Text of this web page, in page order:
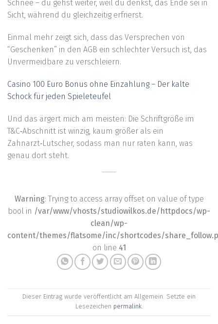
Schnee – du gehst weiter, weil du denkst, das Ende sei in
Sicht, während du gleichzeitig erfrierst.
Einmal mehr zeigt sich, dass das Versprechen von
“Geschenken” in den AGB ein schlechter Versuch ist, das
Unvermeidbare zu verschleiern.
Casino 100 Euro Bonus ohne Einzahlung – Der kalte
Schock für jeden Spieleteufel
Und das ärgert mich am meisten: Die Schriftgröße im
T&C‑Abschnitt ist winzig, kaum größer als ein
Zahnarzt‑Lutscher, sodass man nur raten kann, was
genau dort steht.
Warning: Trying to access array offset on value of type
bool in /var/www/vhosts/studiowilkos.de/httpdocs/wp-
clean/wp-
content/themes/flatsome/inc/shortcodes/
on line 41
Dieser Eintrag wurde veröffentlicht am Allgemein. Setzte ein
Lesezeichen permalink.